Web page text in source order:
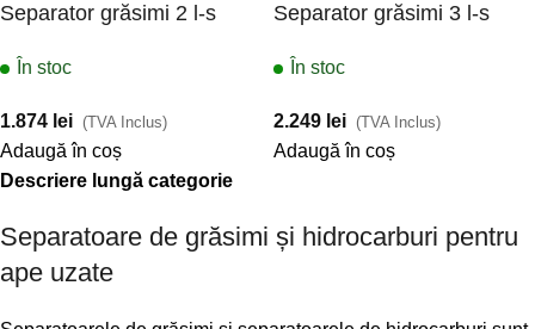
Separator grăsimi 2 l-s
În stoc
1.874 lei (TVA Inclus)
Adaugă în coș
Separator grăsimi 3 l-s
În stoc
2.249 lei (TVA Inclus)
Adaugă în coș
Descriere lungă categorie
Separatoare de grăsimi și hidrocarburi pentru
ape uzate